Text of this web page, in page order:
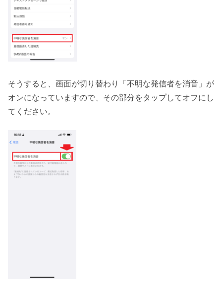
そうすると、画面が切り替わり「不明な発信者を消音」が
オンになっていますので、その部分をタップしてオフにし
てください。